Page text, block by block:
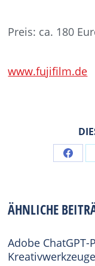
Preis: ca. 180
www.fujifilm.de
Share
ÄHNLICHE
Adobe